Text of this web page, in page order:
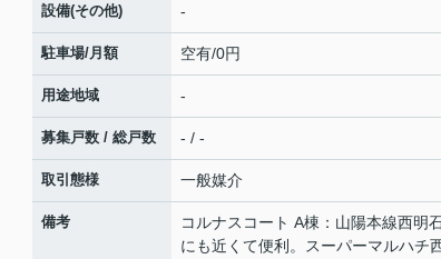
設備(その他) -
駐車場/月額 空有/0円
用途地域 -
募集戸数 / 総戸数 - / -
取引態様 一般媒介
備考
コルナスコート A棟：山陽本線西明
にも近くて便利。スーパーマルハチ